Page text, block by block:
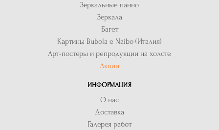
Зеркальные панно
Зеркала
Багет
Картины Bubola e Naibo (Италия)
Арт-постеры и репродукции на холсте
Акции
ИНФОРМАЦИЯ
О нас
Доставка
Галерея работ